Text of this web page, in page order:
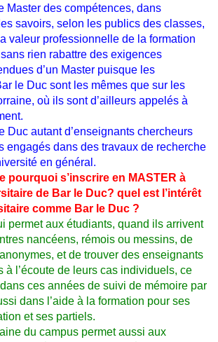
Master des compétences, dans
savoirs, selon les publics des classes,
valeur professionnelle de la formation
rien rabattre des exigences
d’un Master puisque les
le Duc sont les mêmes que sur les
où ils sont d’ailleurs appelés à
Duc autant d’enseignants chercheurs
engagés dans des travaux de recherche
en général.
pourquoi s’inscrire en MASTER à
de Bar le Duc? quel est l’intérêt
comme Bar le Duc ?
permet aux étudiants, quand ils arrivent
nancéens, rémois ou messins, de
et de trouver des enseignants
à l’écoute de leurs cas individuels, ce
ces années de suivi de mémoire par
dans l’aide à la formation pour ses
et ses partiels.
du campus permet aussi aux